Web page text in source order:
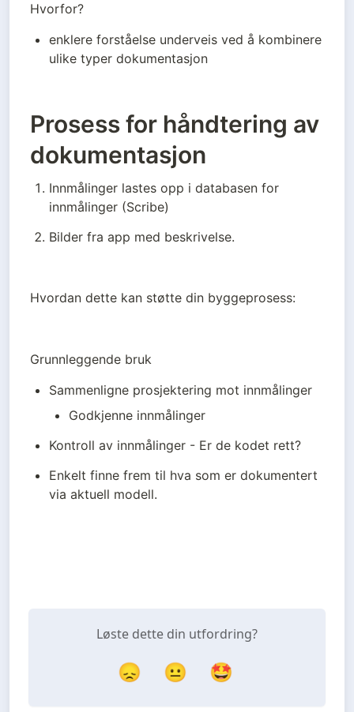
Hvorfor?
enklere forståelse underveis ved å kombinere
ulike typer dokumentasjon
Prosess for håndtering av
dokumentasjon
Innmålinger lastes opp i databasen for
innmålinger (Scribe)
Bilder fra app med beskrivelse.
Hvordan dette kan støtte din byggeprosess:
Grunnleggende bruk
Sammenligne prosjektering mot innmålinger
Godkjenne innmålinger
Kontroll av innmålinger - Er de kodet rett?
Enkelt finne frem til hva som er dokumentert
via aktuell modell.
Løste dette din utfordring?
😞 😐 🤩